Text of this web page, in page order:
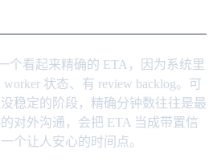
个看起来精确的 ETA，因为系统里
状态、有 review backlog。可
稳定的阶段，精确分钟数往往是最
对外沟通，会把 ETA 当成带置信
个让人安心的时间点。